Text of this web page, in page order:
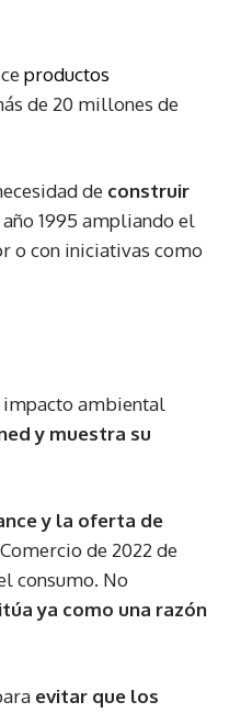
productos
de 20 millones de
de construir
1995 ampliando el
o con iniciativas como
impacto ambiental
y muestra su
y la oferta de
de 2022 de
consumo. No
ya como una razón
evitar que los